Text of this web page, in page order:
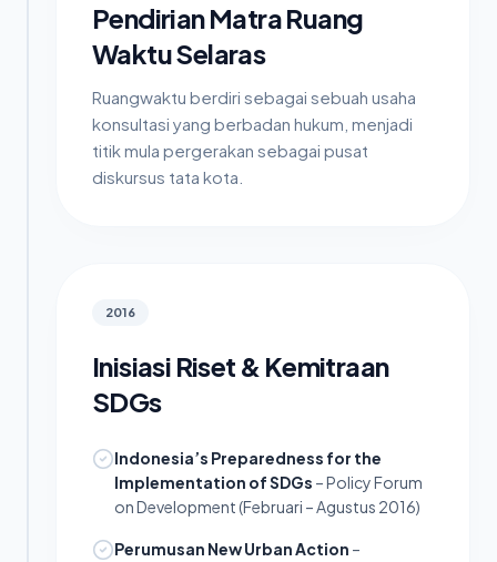
Pendirian Matra Ruang
Waktu Selaras
Ruangwaktu berdiri sebagai sebuah usaha
konsultasi yang berbadan hukum, menjadi
titik mula pergerakan sebagai pusat
diskursus tata kota.
2016
Inisiasi Riset & Kemitraan
SDGs
Indonesia’s Preparedness for the
Implementation of SDGs – Policy Forum
on Development (Februari – Agustus 2016)
Perumusan New Urban Action –